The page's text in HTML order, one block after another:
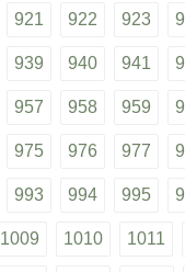
921 922 923
939 940 941
957 958 959
975 976 977
993 994 995
1009 1010 1011